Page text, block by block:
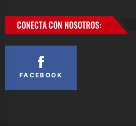
CONECTA CON NOSOTROS:
FACEBOOK